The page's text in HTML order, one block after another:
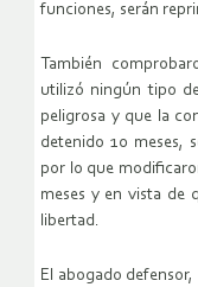
funciones, serán
También
utilizó ningún tipo
peligrosa y que la
detenido 10 meses,
por lo que
meses y en vista de
libertad.
El abogado